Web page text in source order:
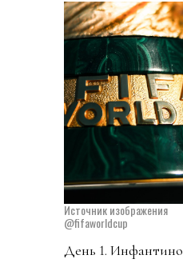
Источник изображения
@fifaworldcup
День 1. Инфантино